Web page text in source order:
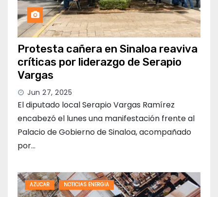
Protesta cañera en Sinaloa reaviva
críticas por liderazgo de Serapio
Vargas
Jun 27, 2025
El diputado local Serapio Vargas Ramírez
encabezó el lunes una manifestación frente al
Palacio de Gobierno de Sinaloa, acompañado
por…
AZUCAR NOTICIAS ENERGIA